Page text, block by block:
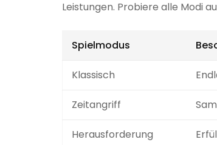
Leistungen. Probiere alle Modi
Spielmodus
Klassisch
Zeitangriff
Herausforderung